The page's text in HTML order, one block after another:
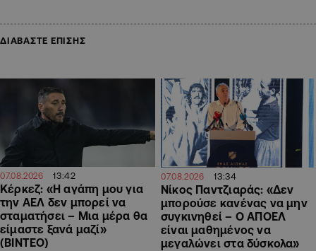
ΔΙΑΒΑΣΤΕ ΕΠΙΣΗΣ
07.08.2026 13:42
Κέρκεζ: «Η αγάπη μου για
την ΑΕΛ δεν μπορεί να
σταματήσει – Μια μέρα θα
είμαστε ξανά μαζί»
(ΒΙΝΤΕΟ)
07.08.2026 13:34
Νίκος Παντζιαράς: «Δεν
μπορούσε κανένας να μην
συγκινηθεί – Ο ΑΠΟΕΛ
είναι μαθημένος να
μεγαλώνει στα δύσκολα»